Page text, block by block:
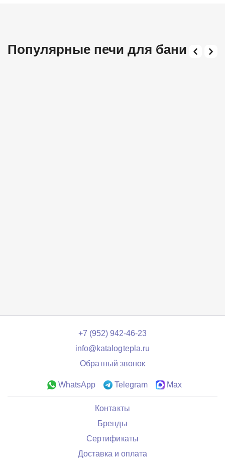
Популярные печи для бани
+7 (952) 942-46-23
info@katalogtepla.ru
Обратный звонок
WhatsApp Telegram Max
Контакты
Бренды
Сертификаты
Доставка и оплата